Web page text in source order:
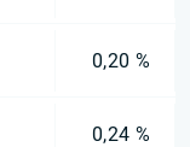
0,20 %
0,24 %